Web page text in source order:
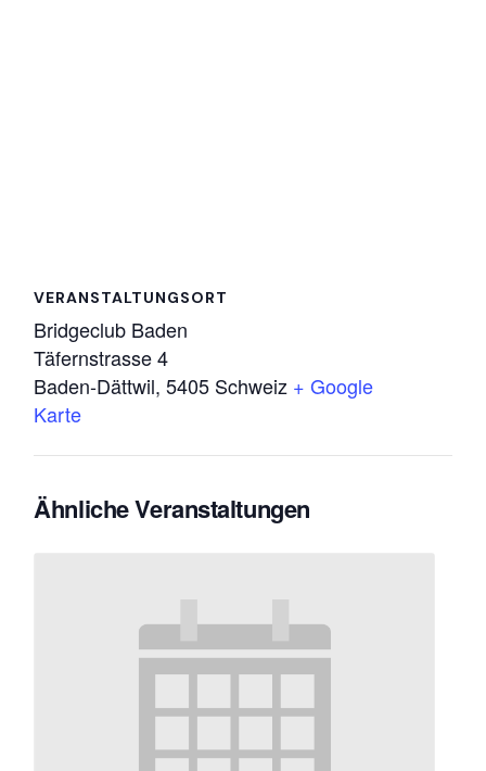
VERANSTALTUNGSORT
Bridgeclub Baden
Täfernstrasse 4
Baden-Dättwil, 5405 Schweiz + Google
Karte
Ähnliche Veranstaltungen